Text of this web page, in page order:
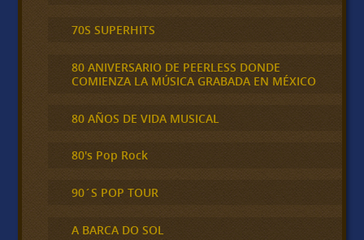
70S SUPERHITS
80 ANIVERSARIO DE PEERLESS DONDE
COMIENZA LA MÚSICA GRABADA EN MÉXICO
80 AÑOS DE VIDA MUSICAL
80's Pop Rock
90´S POP TOUR
A BARCA DO SOL